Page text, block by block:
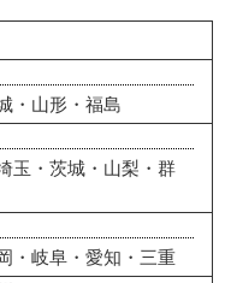
・山形・福島
玉・茨城・山梨・群
・岐阜・愛知・三重